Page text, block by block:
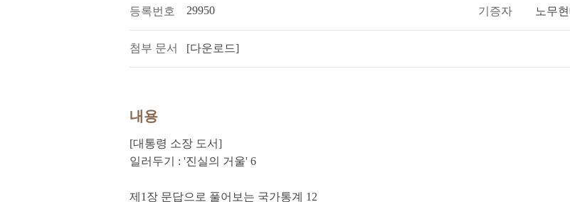
등록번호 29950 기증자 노무
첨부 문서 [다운로드]
내용
[대통령 소장 도서]
일러두기 : '진실의 거울' 6
제1장 문답으로 풀어보는 국가통계 12